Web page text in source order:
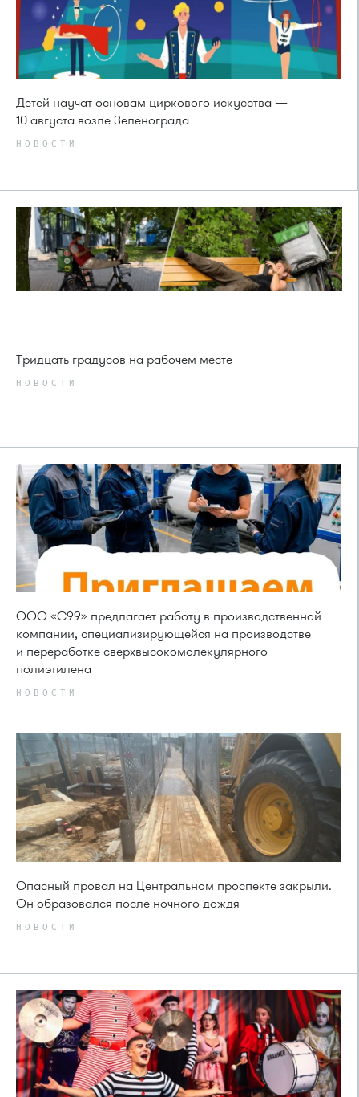
Детей научат основам циркового искусства —
10 августа возле Зеленограда
НОВОСТИ
Тридцать градусов на рабочем месте
НОВОСТИ
ООО «С99» предлагает работу в производственной
компании, специализирующейся на производстве
и переработке сверхвысокомолекулярного
полиэтилена
НОВОСТИ
Опасный провал на Центральном проспекте закрыли.
Он образовался после ночного дождя
НОВОСТИ